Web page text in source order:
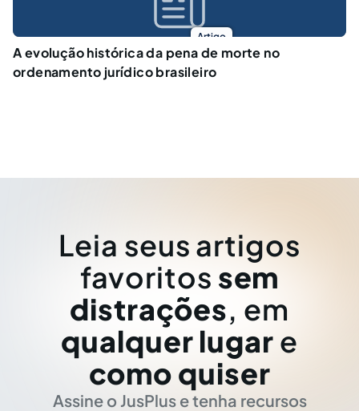
Artigo
A evolução histórica da pena de morte no
ordenamento jurídico brasileiro
Leia seus artigos
favoritos sem
distrações, em
qualquer lugar e
como quiser
Assine o JusPlus e tenha recursos